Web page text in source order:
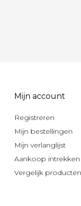
Mijn account
Registreren
Mijn bestellingen
Mijn verlanglijst
Aankoop intrekken
Vergelijk producten